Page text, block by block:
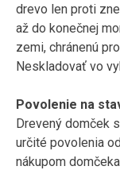
drevo len proti
až do konečnej
zemi, chránenú
Neskladovať vo
Povolenie na
Drevený domček
určité povolenia
nákupom